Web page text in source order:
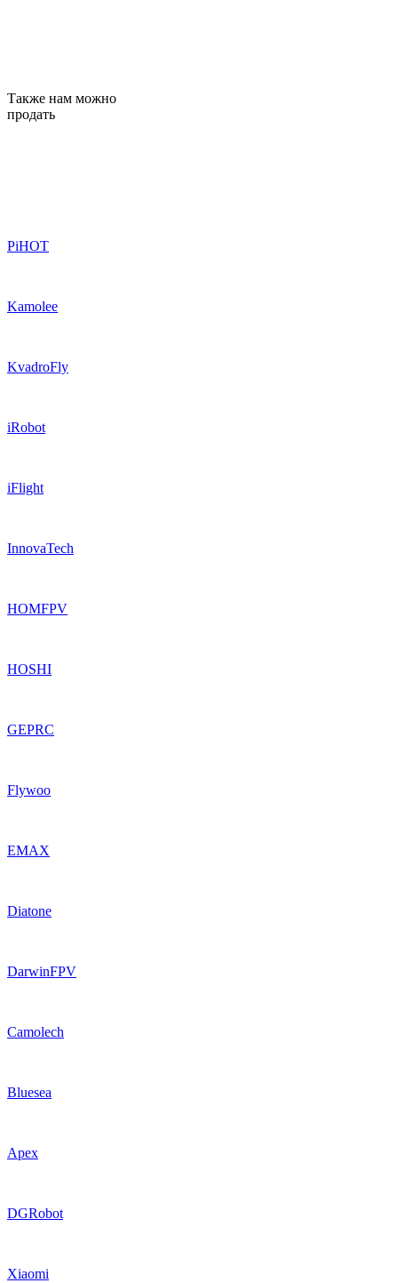
Также нам можно
продать
PiHOT
Kamolee
KvadroFly
iRobot
iFlight
InnovaTech
HOMFPV
HOSHI
GEPRC
Flywoo
EMAX
Diatone
DarwinFPV
Camolech
Bluesea
Apex
DGRobot
Xiaomi